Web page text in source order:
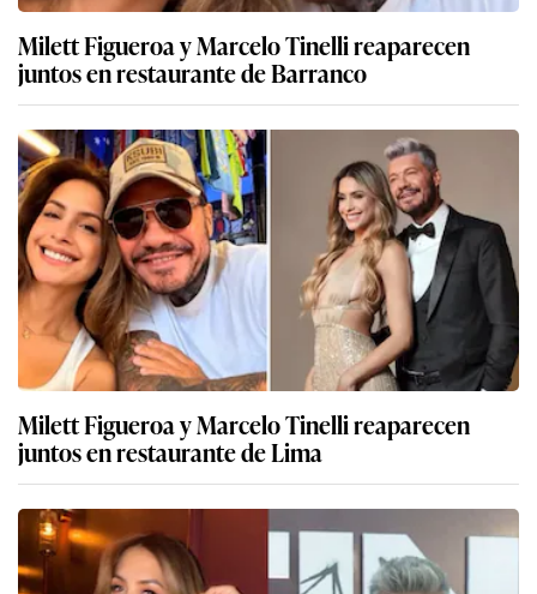
Milett Figueroa y Marcelo Tinelli reaparecen
juntos en restaurante de Barranco
Milett Figueroa y Marcelo Tinelli reaparecen
juntos en restaurante de Lima